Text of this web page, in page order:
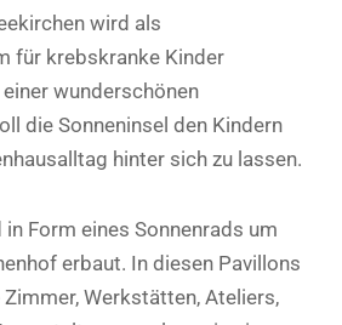
wird als
für krebskranke Kinder
wunderschönen
die Sonneninsel den Kindern
hinter sich zu lassen.
Form eines Sonnenrads um
erbaut. In diesen Pavillons
Werkstätten, Ateliers,